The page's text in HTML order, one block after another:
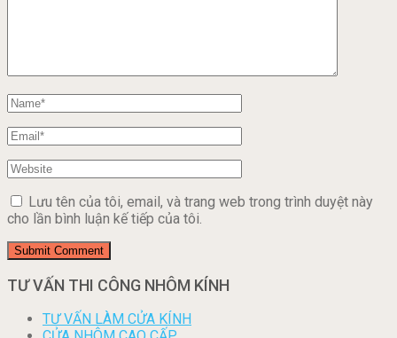
Lưu tên của tôi, email, và trang web trong trình duyệt này
cho lần bình luận kế tiếp của tôi.
TƯ VẤN THI CÔNG NHÔM KÍNH
TƯ VẤN LÀM CỬA KÍNH